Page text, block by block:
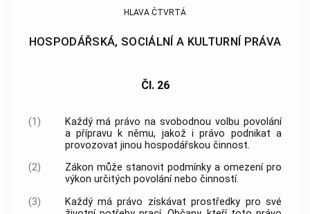
HLAVA ČTVRTÁ
HOSPODÁŘSKÁ, SOCIÁLNÍ A KULTURNÍ PRÁVA
Čl. 26
(1)
Každý má právo na svobodnou volbu povolání
a přípravu k němu, jakož i právo podnikat a
provozovat jinou hospodářskou činnost.
(2)
Zákon může stanovit podmínky a omezení pro
výkon určitých povolání nebo činností.
(3)
Každý má právo získávat prostředky pro své